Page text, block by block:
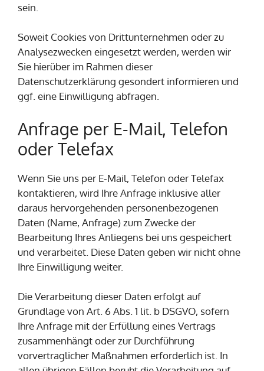
sein.
Soweit Cookies von Drittunternehmen oder zu
Analysezwecken eingesetzt werden, werden wir
Sie hierüber im Rahmen dieser
Datenschutzerklärung gesondert informieren und
ggf. eine Einwilligung abfragen.
Anfrage per E-Mail, Telefon
oder Telefax
Wenn Sie uns per E-Mail, Telefon oder Telefax
kontaktieren, wird Ihre Anfrage inklusive aller
daraus hervorgehenden personenbezogenen
Daten (Name, Anfrage) zum Zwecke der
Bearbeitung Ihres Anliegens bei uns gespeichert
und verarbeitet. Diese Daten geben wir nicht ohne
Ihre Einwilligung weiter.
Die Verarbeitung dieser Daten erfolgt auf
Grundlage von Art. 6 Abs. 1 lit. b DSGVO, sofern
Ihre Anfrage mit der Erfüllung eines Vertrags
zusammenhängt oder zur Durchführung
vorvertraglicher Maßnahmen erforderlich ist. In